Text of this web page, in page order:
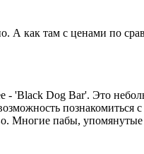
А как там с ценами по
- 'Black Dog Bar'. Это
Многие пабы,